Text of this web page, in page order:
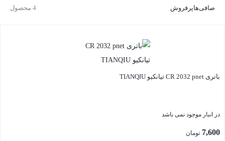
4 محصول صافی‌هاپرفروش
باتری CR 2032 pnet تیانکیو TIANQIU
در انبار موجود نمی باشد
7,600 تومان